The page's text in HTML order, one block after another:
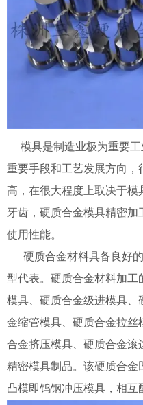
模具是制造业极为重要工
重要手段和工艺发展方向，
高，在很大程度上取决于模
牙齿，硬质合金模具精密
使用性能。
硬质合金材料具备良好的
型代表。硬质合金材料加工
模具、硬质合金级进模具、
金缩管模具、硬质合金拉
合金挤压模具、硬质合金
精密模具制品。该硬质合金
凸模即钨钢冲压模具，相互